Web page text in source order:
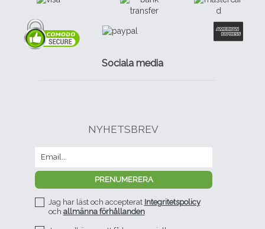
Sociala media
NYHETSBREV
Jag har läst och accepterat Integritetspolicy
och allmänna förhållanden